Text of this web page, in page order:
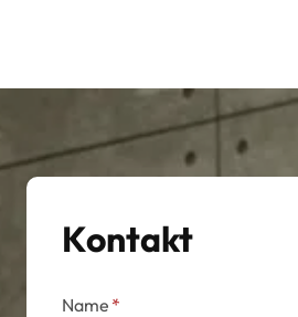
Die
Optionen
können
auf
Kontakt
Name *